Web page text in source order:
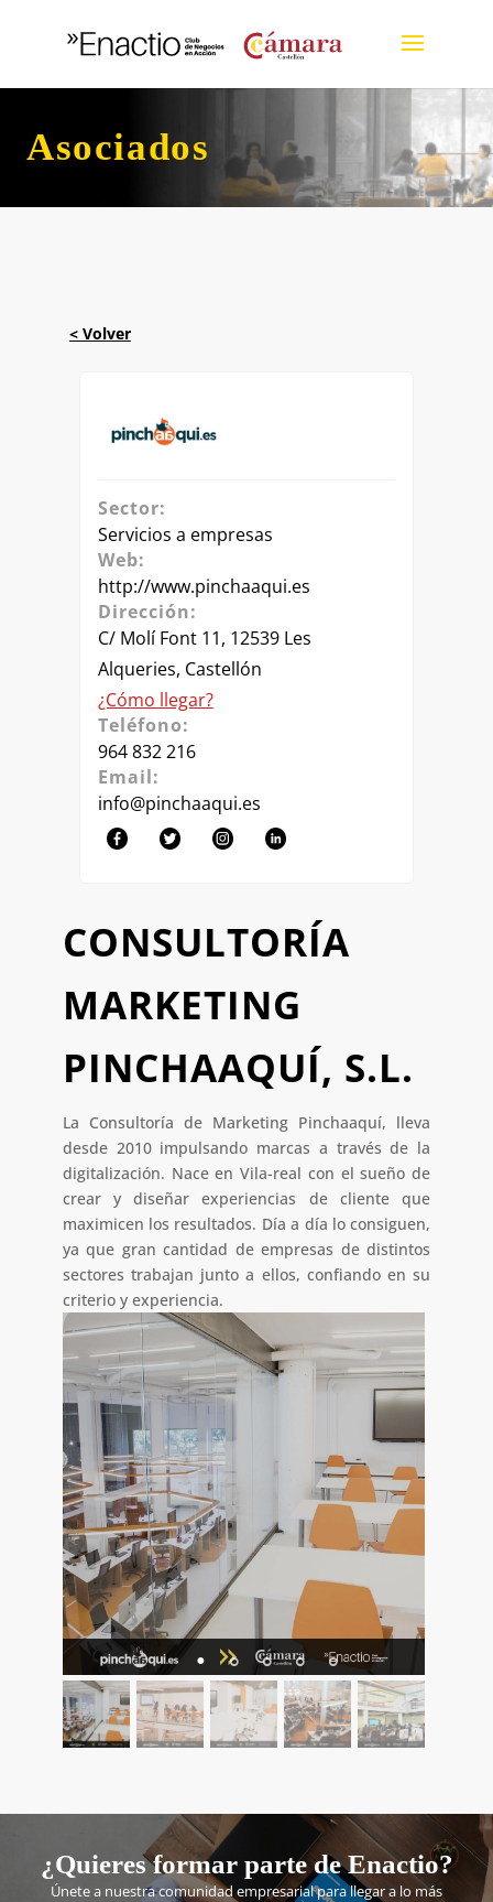
Asociados
CONSULTORÍA
MARKETING
PINCHAAQUÍ, S.L.
La Consultoría de Marketing Pinchaaquí, lleva
desde 2010 impulsando marcas a través de la
digitalización. Nace en Vila-real con el sueño de
crear y diseñar experiencias de cliente que
maximicen los resultados. Día a día lo consiguen,
ya que gran cantidad de empresas de distintos
sectores trabajan junto a ellos, confiando en su
criterio y experiencia.
Sector:
Servicios a empresas
Web:
http://www.pinchaaqui.es
Dirección:
C/ Molí Font 11, 12539 Les
Alqueries, Castellón
¿Cómo llegar?
Teléfono:
964 832 216
Email:
info@pinchaaqui.es
¿Quieres formar parte de Enactio?
Únete a nuestra comunidad empresarial para llegar a lo más